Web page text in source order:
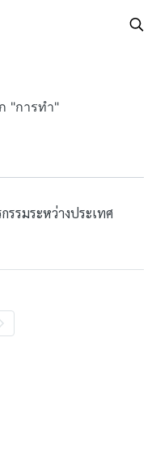
"การทำ"
รรมระหว่างประเทศ